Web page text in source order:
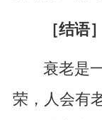
［结语］
衰老是
荣，人会有